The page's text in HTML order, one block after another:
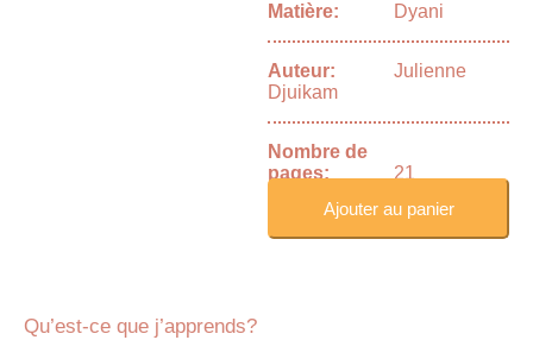
Matière: Dyani
Auteur:
Julienne
Djuikam
Nombre de
pages:
21
Ajouter au panier
Qu’est-ce que j’apprends?